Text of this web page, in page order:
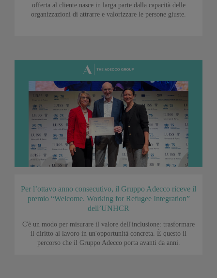
offerta al cliente nasce in larga parte dalla capacità delle
organizzazioni di attrarre e valorizzare le persone giuste.
Per l’ottavo anno consecutivo, il Gruppo Adecco riceve il
premio “Welcome. Working for Refugee Integration”
dell’UNHCR
C'è un modo per misurare il valore dell'inclusione: trasformare
il diritto al lavoro in un'opportunità concreta. È questo il
percorso che il Gruppo Adecco porta avanti da anni.